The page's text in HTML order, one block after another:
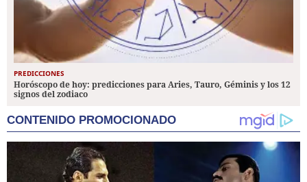
PREDICCIONES
Horóscopo de hoy: predicciones para Aries, Tauro, Géminis y los 12
signos del zodiaco
CONTENIDO PROMOCIONADO